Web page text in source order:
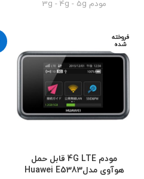
مودم 3g - 4g - 5g
فروخته
شده
مودم 4G LTE قابل حمل
هوآوی مدلHuawei E5383